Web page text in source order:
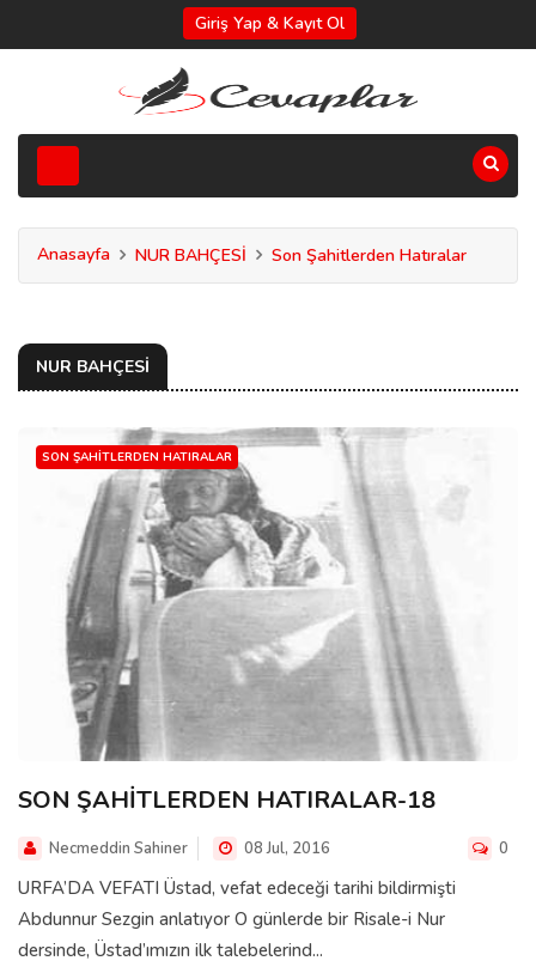
Giriş Yap & Kayıt Ol
Anasayfa NUR BAHÇESİ Son Şahitlerden Hatıralar
NUR BAHÇESİ
SON ŞAHITLERDEN HATIRALAR
SON ŞAHİTLERDEN HATIRALAR-18
Necmeddin Sahiner 08 Jul, 2016 0
URFA’DA VEFATI Üstad, vefat edeceği tarihi bildirmişti
Abdunnur Sezgin anlatıyor O günlerde bir Risale-i Nur
dersinde, Üstad’ımızın ilk talebelerind...